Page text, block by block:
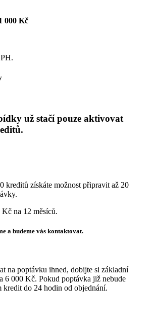
000 Kč
už stačí pouze aktivovat
kreditů získáte možnost připravit až 20
na 12 měsíců.
a budeme vás kontaktovat.
na poptávku ihned, dobijte si základní
6 000 Kč. Pokud poptávka již nebude
kredit do 24 hodin od objednání.